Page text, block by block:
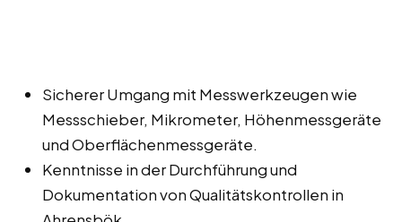
Sicherer Umgang mit Messwerkzeugen wie
Messschieber, Mikrometer, Höhenmessgeräte
und Oberflächenmessgeräte.
Kenntnisse in der Durchführung und
Dokumentation von Qualitätskontrollen in